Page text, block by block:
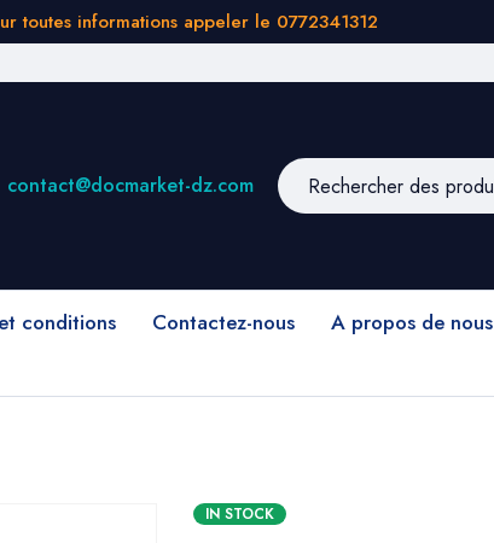
toutes informations appeler le 0772341312
contact@docmarket-dz.com
conditions Contactez-nous A propos de nous
IN STOCK